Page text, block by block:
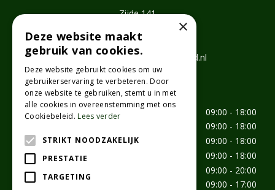
Zijde 141
T.0172 462647
E. info@groencentrumsonneveld.nl
Openingstijden
Maandag
09:00 - 18:00
09:00 - 18:00
Woensdag
09:00 - 18:00
Donderdag
09:00 - 18:00
09:00 - 20:00
09:00 - 17:00
×
Deze website maakt
gebruik van cookies.
Deze website gebruikt cookies om uw
gebruikerservaring te verbeteren. Door
onze website te gebruiken, stemt u in met
alle cookies in overeenstemming met ons
Cookiebeleid.Lees verder
STRIKT NOODZAKELIJK
PRESTATIE
TARGETING